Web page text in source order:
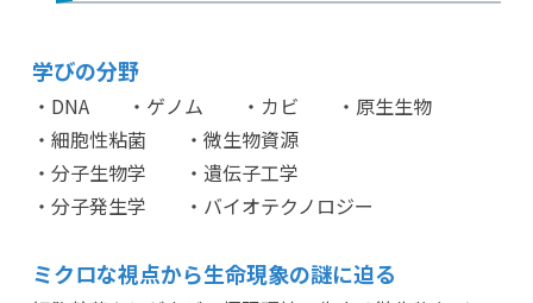
学びの分野
・DNA ・ゲノム ・カビ ・原生生物
・細胞性粘菌 ・微生物資源
・分子生物学 ・遺伝子工学
・分子発生学 ・バイオテクノロジー
ミクロな視点から生命現象の謎に迫る